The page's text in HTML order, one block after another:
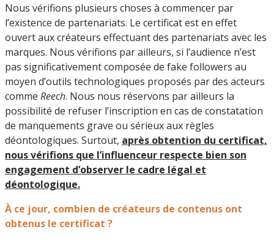
Nous vérifions plusieurs choses à commencer par
l’existence de partenariats. Le certificat est en effet
ouvert aux créateurs effectuant des partenariats avec les
marques. Nous vérifions par ailleurs, si l’audience n’est
pas significativement composée de fake followers au
moyen d’outils technologiques proposés par des acteurs
comme Reech. Nous nous réservons par ailleurs la
possibilité de refuser l’inscription en cas de constatation
de manquements grave ou sérieux aux règles
déontologiques. Surtout, après obtention du certificat,
nous vérifions que l’influenceur respecte bien son
engagement d’observer le cadre légal et
déontologique.
À ce jour, combien de créateurs de contenus ont
obtenus le certificat ?